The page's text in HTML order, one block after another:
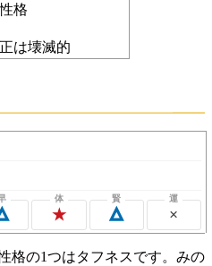
格
は壊滅的
★ △ ×
格の1つはタフネスです。みの